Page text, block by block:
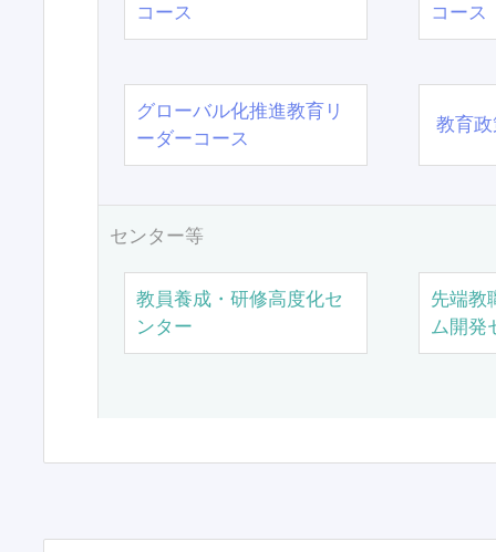
コース
コース
グローバル化推進教育リ
ーダーコース
教育
センター等
教員養成・研修高度化セ
ンター
先端教
ム開発